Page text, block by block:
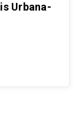
Urbana-